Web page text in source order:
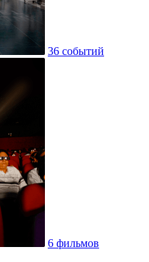
36 событий
6 фильмов